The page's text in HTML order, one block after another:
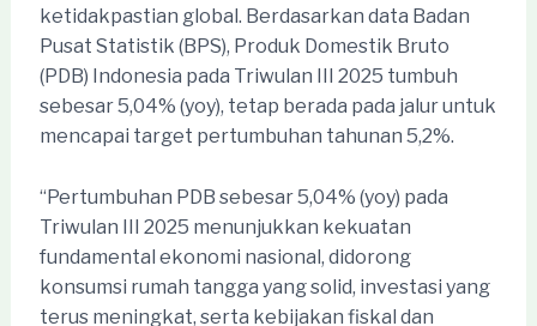
ketidakpastian global. Berdasarkan data Badan
Pusat Statistik (BPS), Produk Domestik Bruto
(PDB) Indonesia pada Triwulan III 2025 tumbuh
sebesar 5,04% (yoy), tetap berada pada jalur untuk
mencapai target pertumbuhan tahunan 5,2%.
“Pertumbuhan PDB sebesar 5,04% (yoy) pada
Triwulan III 2025 menunjukkan kekuatan
fundamental ekonomi nasional, didorong
konsumsi rumah tangga yang solid, investasi yang
terus meningkat, serta kebijakan fiskal dan